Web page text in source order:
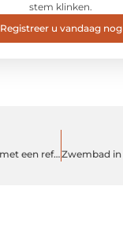
stem klinken.
Registreer u vandaag nog
Wat kun je doen met een reformladder?